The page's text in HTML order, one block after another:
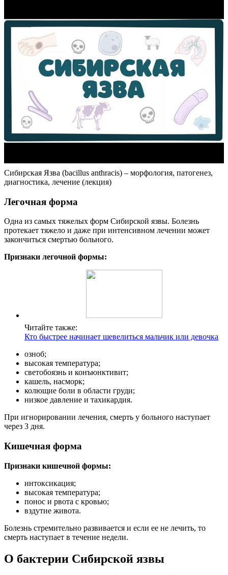
Сибирская Язва (bacillus anthracis) – морфология, патогенез,
диагностика, лечение (лекция)
Легочная форма
Одна из самых тяжелых форм Сибирской язвы. Болезнь
протекает тяжело и даже при интенсивном лечении может
закончиться смертью больного.
Признаки легочной формы:
Читайте также:
Кто быстрее начинает шевелиться мальчик или девочка
озноб;
высокая температура;
светобоязнь и конъюнктивит;
кашель, насморк;
колющие боли в области груди;
низкое давление и тахикардия.
При игнорировании лечения, смерть у больного наступает
через 3 дня.
Кишечная форма
Признаки кишечной формы:
интоксикация;
высокая температура;
понос и рвота с кровью;
вздутие живота.
Болезнь стремительно развивается и если ее не лечить, то
смерть наступает в течение недели.
О бактерии Сибирской язвы